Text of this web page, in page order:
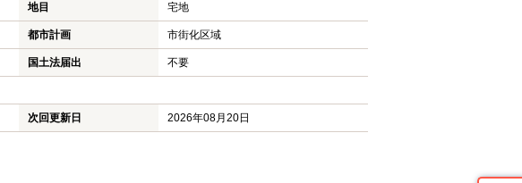
地目 宅地
都市計画 市街化区域
国土法届出 不要
次回更新日
2026年08月20日